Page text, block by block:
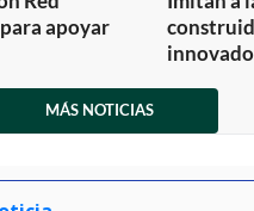
apoyar
MÁS NOTICIAS